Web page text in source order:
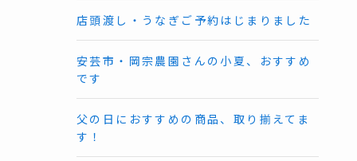
店頭渡し・うなぎご予約はじまりました
安芸市・岡宗農園さんの小夏、おすすめ
です
父の日におすすめの商品、取り揃えてま
す！